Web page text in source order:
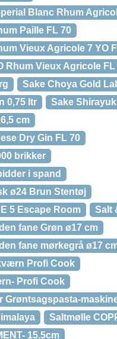
Blanc Rhum
Paille FL 70
Vieux Agricole 7 YO
Rhum Vieux Agricole FL
Sake Choya Gold
0,75 ltr
Sake
cm
Dry Gin FL 70
brikker
i spand
ø24 Brun Stentøj
5 Escape Room
Salt
fane Grøn ø17 cm
fane mørkegrå ø17
Profi Cook
Profi Cook
Grøntsagspasta-
Saltmølle
15,5cm